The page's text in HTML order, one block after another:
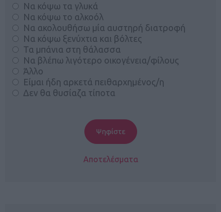
Να κόψω τα γλυκά
Να κόψω το αλκοόλ
Να ακολουθήσω μία αυστηρή διατροφή
Να κόψω ξενύχτια και βόλτες
Τα μπάνια στη θάλασσα
Να βλέπω λιγότερο οικογένεια/φίλους
Άλλο
Είμαι ήδη αρκετά πειθαρχημένος/η
Δεν θα θυσίαζα τίποτα
Αποτελέσματα